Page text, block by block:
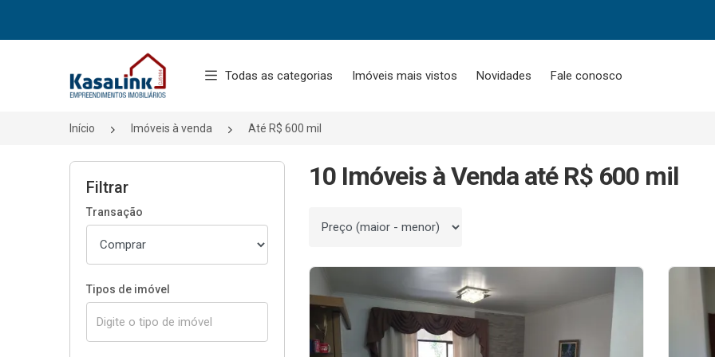
Página inicial
Todas as categorias Imóveis mais vistos Novidades Fale conosco
Início Imóveis à venda Até R$ 600 mil
Filtrar
Transação
Tipos de imóvel
10 Imóveis à Venda até R$ 600 mil
Ordenar por